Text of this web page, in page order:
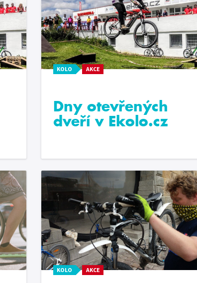
KOLO AKCE
Dny otevřených
dveří v Ekolo.cz
KOLO AKCE